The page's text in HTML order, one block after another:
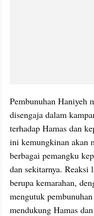
Pembunuhan Haniyeh
disengaja dalam
terhadap Hamas dan
ini kemungkinan akan
berbagai pemangku
dan sekitarnya.
berupa kemarahan,
mengutuk
mendukung Hamas